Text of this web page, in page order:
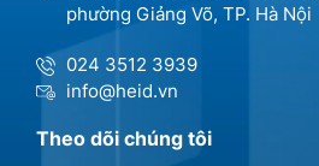
phường Giảng Võ, TP. Hà Nội
024 3512 3939
info@heid.vn
Theo dõi chúng tôi